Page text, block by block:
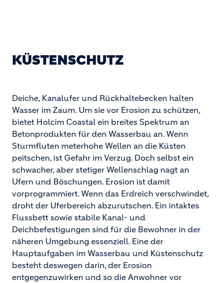
KÜSTENSCHUTZ
Deiche, Kanalufer und Rückhaltebecken halten
Wasser im Zaum. Um sie vor Erosion zu schützen,
bietet Holcim Coastal ein breites Spektrum an
Betonprodukten für den Wasserbau an. Wenn
Sturmfluten meterhohe Wellen an die Küsten
peitschen, ist Gefahr im Verzug. Doch selbst ein
schwacher, aber stetiger Wellenschlag nagt an
Ufern und Böschungen. Erosion ist damit
vorprogrammiert. Wenn das Erdreich verschwindet,
droht der Uferbereich abzurutschen. Ein intaktes
Flussbett sowie stabile Kanal- und
Deichbefestigungen sind für die Bewohner in der
näheren Umgebung essenziell. Eine der
Hauptaufgaben im Wasserbau und Küstenschutz
besteht deswegen darin, der Erosion
entgegenzuwirken und so die Anwohner vor